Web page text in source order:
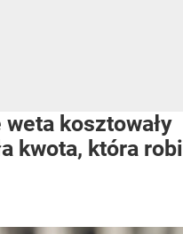
kosztowały
kwota, która robi